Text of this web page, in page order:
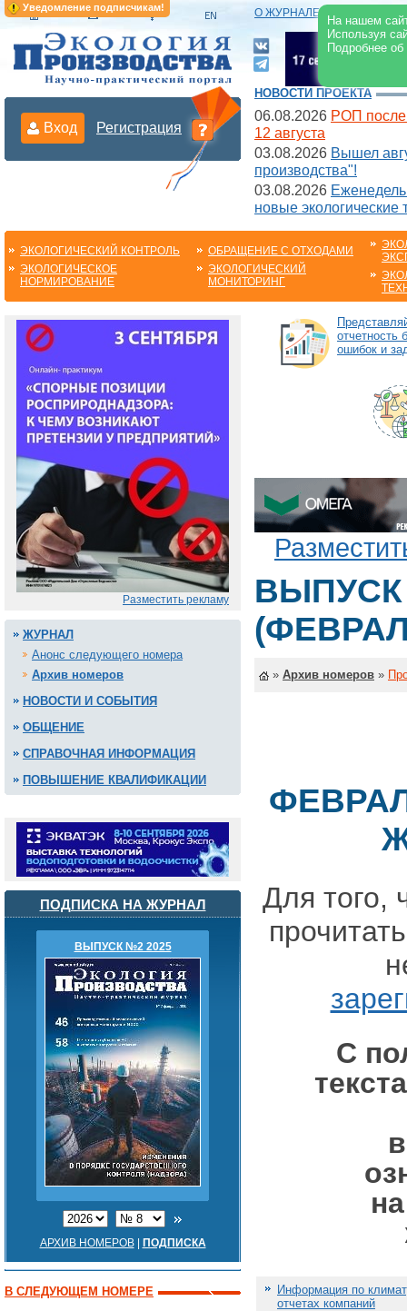
Уведомление подписчикам!
На нашем
Используя
Подробнее
О ЖУРНАЛЕ |
Вход Регистрация
НОВОСТИ ПРОЕКТА
06.08.2026 РОП после
12 августа
03.08.2026 Вышел
производства"!
03.08.2026
новые экологические
ЭКОЛОГИЧЕСКИЙ КОНТРОЛЬ
ЭКОЛОГИЧЕСКОЕ
НОРМИРОВАНИЕ
ОБРАЩЕНИЕ С ОТХОДАМИ
ЭКОЛОГИЧЕСКИЙ
МОНИТОРИНГ
Разместить рекламу
ЖУРНАЛ
Анонс следующего номера
Архив номеров
НОВОСТИ И СОБЫТИЯ
ОБЩЕНИЕ
СПРАВОЧНАЯ ИНФОРМАЦИЯ
ПОВЫШЕНИЕ КВАЛИФИКАЦИИ
ПОДПИСКА НА ЖУРНАЛ
ВЫПУСК №2 2025
АРХИВ НОМЕРОВ| ПОДПИСКА
В СЛЕДУЮЩЕМ НОМЕРЕ
отчетность
ошибок и
» Архив номеров »
Для того,
С
Информация по
отчетах компаний